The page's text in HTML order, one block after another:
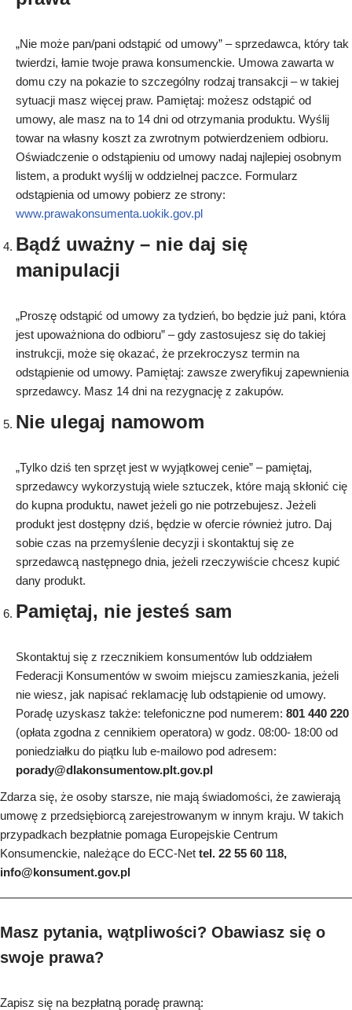
„Nie może pan/pani odstąpić od umowy” – sprzedawca, który tak
twierdzi, łamie twoje prawa konsumenckie. Umowa zawarta w
domu czy na pokazie to szczególny rodzaj transakcji – w takiej
sytuacji masz więcej praw. Pamiętaj: możesz odstąpić od
umowy, ale masz na to 14 dni od otrzymania produktu. Wyślij
towar na własny koszt za zwrotnym potwierdzeniem odbioru.
Oświadczenie o odstąpieniu od umowy nadaj najlepiej osobnym
listem, a produkt wyślij w oddzielnej paczce. Formularz
odstąpienia od umowy pobierz ze strony:
www.prawakonsumenta.uokik.gov.pl
Bądź uważny – nie daj się
manipulacji
„Proszę odstąpić od umowy za tydzień, bo będzie już pani, która
jest upoważniona do odbioru” – gdy zastosujesz się do takiej
instrukcji, może się okazać, że przekroczysz termin na
odstąpienie od umowy. Pamiętaj: zawsze zweryfikuj zapewnienia
sprzedawcy. Masz 14 dni na rezygnację z zakupów.
Nie ulegaj namowom
„Tylko dziś ten sprzęt jest w wyjątkowej cenie” – pamiętaj,
sprzedawcy wykorzystują wiele sztuczek, które mają skłonić cię
do kupna produktu, nawet jeżeli go nie potrzebujesz. Jeżeli
produkt jest dostępny dziś, będzie w ofercie również jutro. Daj
sobie czas na przemyślenie decyzji i skontaktuj się ze
sprzedawcą następnego dnia, jeżeli rzeczywiście chcesz kupić
dany produkt.
Pamiętaj, nie jesteś sam
Skontaktuj się z rzecznikiem konsumentów lub oddziałem
Federacji Konsumentów w swoim miejscu zamieszkania, jeżeli
nie wiesz, jak napisać reklamację lub odstąpienie od umowy.
Poradę uzyskasz także: telefoniczne pod numerem: 801 440 220
(opłata zgodna z cennikiem operatora) w godz. 08:00- 18:00 od
poniedziałku do piątku lub e-mailowo pod adresem:
porady@dlakonsumentow.plt.gov.pl
Zdarza się, że osoby starsze, nie mają świadomości, że zawierają
umowę z przedsiębiorcą zarejestrowanym w innym kraju. W takich
przypadkach bezpłatnie pomaga Europejskie Centrum
Konsumenckie, należące do ECC-Net tel. 22 55 60 118,
info@konsument.gov.pl
Masz pytania, wątpliwości? Obawiasz się o
swoje prawa?
Zapisz się na bezpłatną poradę prawną: